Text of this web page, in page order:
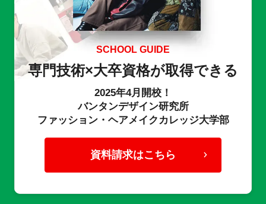
SCHOOL GUIDE
専門技術×大卒資格が取得できる
2025年4月開校！
バンタンデザイン研究所
ファッション・ヘアメイクカレッジ大学部
資料請求はこちら